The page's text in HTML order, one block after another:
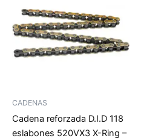
CADENAS
Cadena reforzada D.I.D 118
eslabones 520VX3 X-Ring –